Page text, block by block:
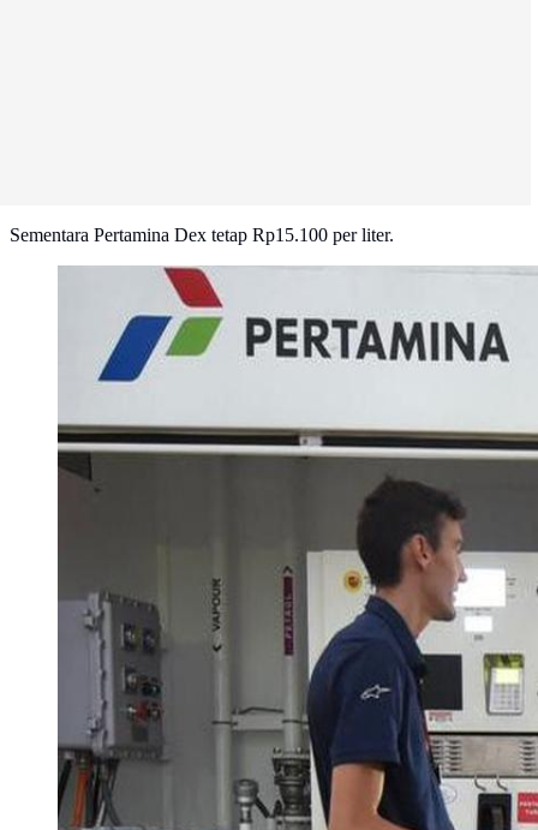
Sementara Pertamina Dex tetap Rp15.100 per liter.